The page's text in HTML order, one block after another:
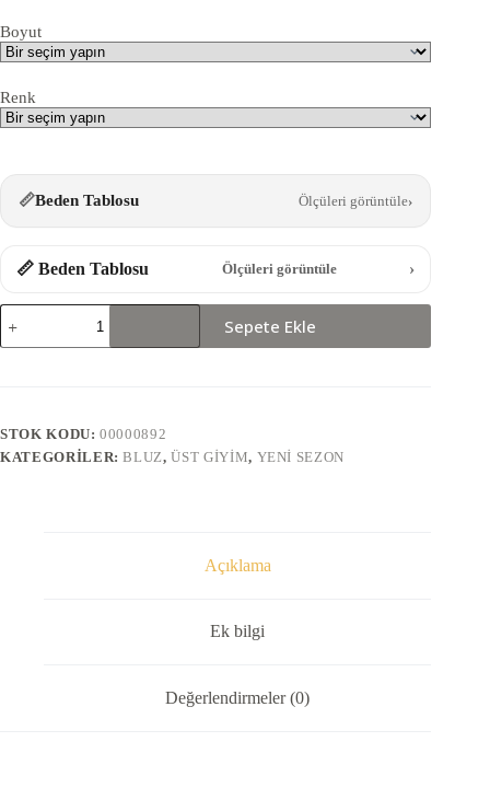
Boyut
Renk
📏Beden Tablosu Ölçüleri görüntüle›
📏 Beden Tablosu Ölçüleri görüntüle ›
31037-
BLUZ
adet
Sepete Ekle
STOK KODU:00000892
KATEGORILER:BLUZ,ÜST GIYIM, YENI SEZON
Açıklama
Ek bilgi
Değerlendirmeler (0)